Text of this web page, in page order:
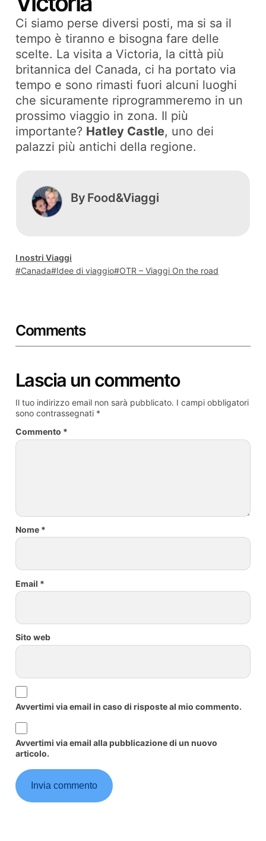
Ci siamo perse diversi posti, ma si sa il
tempo è tiranno e bisogna fare delle
scelte. La visita a Victoria, la città più
britannica del Canada, ci ha portato via
tempo e sono rimasti fuori alcuni luoghi
che sicuramente riprogrammeremo in un
prossimo viaggio in zona. Il più
importante? Hatley Castle, uno dei
palazzi più antichi della regione.
By Food&Viaggi
I nostri Viaggi
Canada Idee di viaggio OTR – Viaggi On the road
Comments
Lascia un commento
Il tuo indirizzo email non sarà pubblicato. I campi obbligatori
sono contrassegnati *
Commento *
Nome *
Email *
Sito web
Avvertimi via email in caso di risposte al mio commento.
Avvertimi via email alla pubblicazione di un nuovo
articolo.